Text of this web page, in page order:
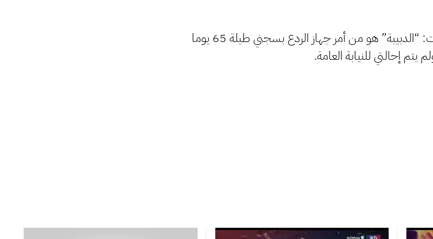
الرئيس السابق للشركة القابضة للاتصالات: “الدبيبة” هو من أمر جهاز الردع بسجني طيلة 65 يوما
إحالتي للنيابة العامة.